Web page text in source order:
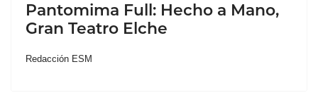
Pantomima Full: Hecho a Mano,
Gran Teatro Elche
Redacción ESM